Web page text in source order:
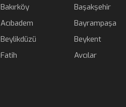
Bakırköy
Başakşehir
Acıbadem
Bayrampaşa
Beylikdüzü
Beykent
Fatih
Avcılar